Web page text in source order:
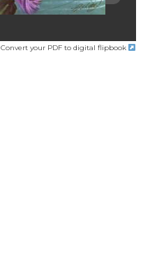
Convert your PDF to digital flipbook